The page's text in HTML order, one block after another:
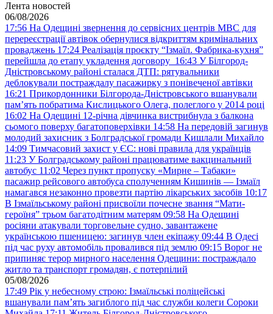
Лента новостей
06/08/2026
17:56 На Одещині звернення до сервісних центрів МВС для
перереєстрації автівок обернулися відкриттям кримінальних
проваджень 17:24 Реалізація проєкту “Ізмаїл. Фабрика-кухня”
перейшла до етапу укладення договору 16:43 У Білгород-
Дністровському районі сталася ДТП: рятувальники
деблокували постраждалу пасажирку з понівеченої автівки
16:21 Прикордонники Білгорода-Дністровського вшанували
пам’ять побратима Кислицького Олега, полеглого у 2014 році
16:02 На Одещині 12-річна дівчинка вистрибнула з балкона
сьомого поверху багатоповерхівки 14:58 На передовій загинув
молодий захисник з Болградської громади Кишлали Михайло
14:09 Тимчасовий захист у ЄС: нові правила для українців
11:23 У Болградському районі працюватиме вакцинальний
автобус 11:02 Через пункт пропуску «Мирне – Табаки»
пасажир рейсового автобуса сполученням Кишинів — Ізмаїл
намагався незаконно провезти партію лікарських засобів 10:17
В Ізмаїльському районі присвоїли почесне звання “Мати-
героїня” трьом багатодітним матерям 09:58 На Одещині
росіяни атакували торговельне судно, завантажене
українською пшеницею: загинув член екіпажу 09:44 В Одесі
під час руху автомобіль провалився під землю 09:15 Ворог не
припиняє терор мирного населення Одещини: постраждало
житло та транспорт громадян, є потерпілий
05/08/2026
17:49 Рік у небесному строю: Ізмаїльські поліцейські
вшанували пам’ять загиблого під час служби колеги Сороки